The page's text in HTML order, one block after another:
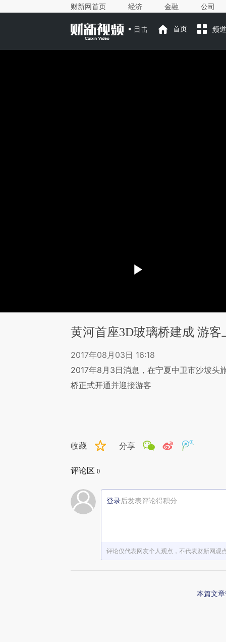
财新网首页 经济 金融 公司
目击 首页 频道
黄河首座3D玻璃桥建成 游客
2017年08月03日 16:18
2017年8月3日消息，在宁夏中卫市沙坡头
桥正式开通并迎接游客
收藏 分享
评论区 0
登录后发表评论得积分
评论仅代表网友个人观点，不代表财新网观
本篇文